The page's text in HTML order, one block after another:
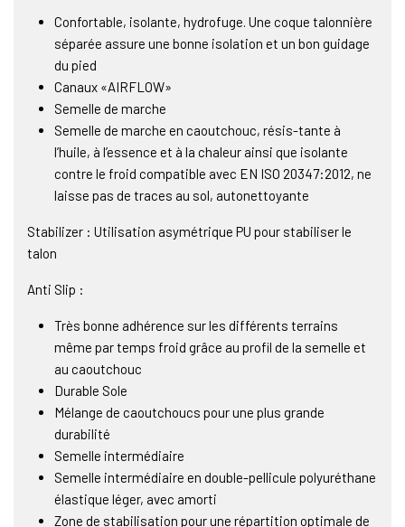
Confortable, isolante, hydrofuge. Une coque talonnière
séparée assure une bonne isolation et un bon guidage
du pied
Canaux «AIRFLOW»
Semelle de marche
Semelle de marche en caoutchouc, résis-tante à
l’huile, à l’essence et à la chaleur ainsi que isolante
contre le froid compatible avec EN ISO 20347:2012, ne
laisse pas de traces au sol, autonettoyante
Stabilizer : Utilisation asymétrique PU pour stabiliser le
talon
Anti Slip :
Très bonne adhérence sur les différents terrains
même par temps froid grâce au profil de la semelle et
au caoutchouc
Durable Sole
Mélange de caoutchoucs pour une plus grande
durabilité
Semelle intermédiaire
Semelle intermédiaire en double-pellicule polyuréthane
élastique léger, avec amorti
Zone de stabilisation pour une répartition optimale de